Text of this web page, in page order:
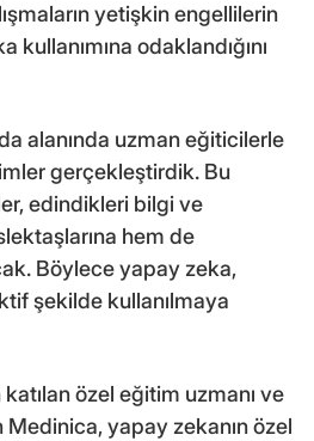
yetişkin engellilerin
odaklandığını
alanında uzman eğiticilerle
gerçekleştirdik. Bu
edindikleri bilgi ve
hem de
Böylece yapay zeka,
şekilde kullanılmaya
özel eğitim uzmanı ve
yapay zekanın özel